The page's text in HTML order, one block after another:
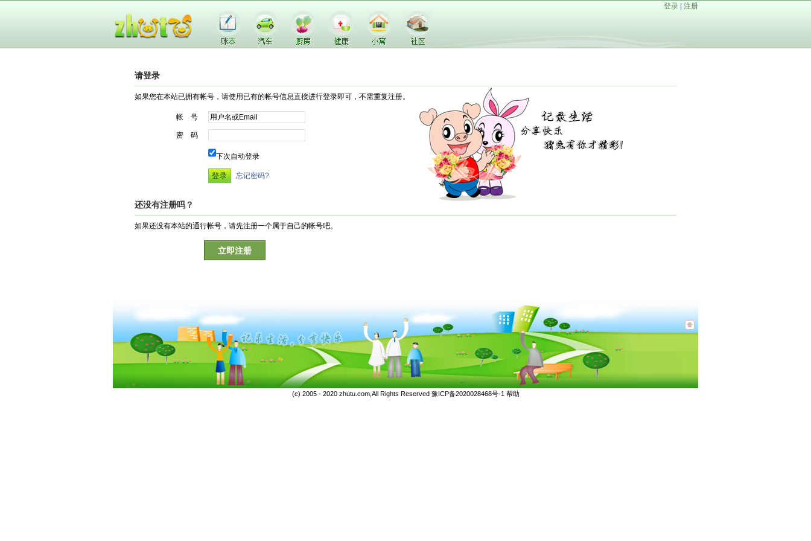
登录 注册
请登录
如果您在本站已拥有帐号，请使用已有的帐号信息直接进行登录即可，不需重复注册。
帐 号
密 码
下次自动登录
忘记密码?
还没有注册吗？
如果还没有本站的通行帐号，请先注册一个属于自己的帐号吧。
立即注册
(c) 2005 - 2020 zhutu.com,All Rights Reserved 豫ICP备2020028468号-1 帮助